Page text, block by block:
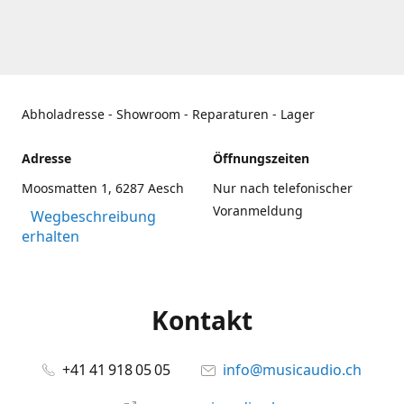
Abholadresse - Showroom - Reparaturen - Lager
Adresse
Moosmatten 1, 6287 Aesch
Wegbeschreibung
erhalten
Öffnungszeiten
Nur nach telefonischer
Voranmeldung
Kontakt
+41 41 918 05 05
info@musicaudio.ch